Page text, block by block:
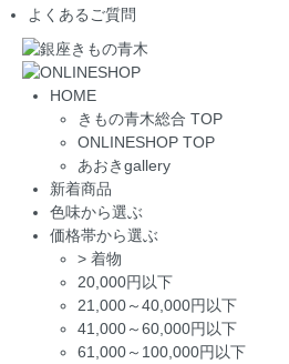
よくあるご質問
HOME
きもの青木総合 TOP
ONLINESHOP TOP
あおきgallery
新着商品
色味から選ぶ
価格帯から選ぶ
> 着物
20,000円以下
21,000～40,000円以下
41,000～60,000円以下
61,000～100,000円以下